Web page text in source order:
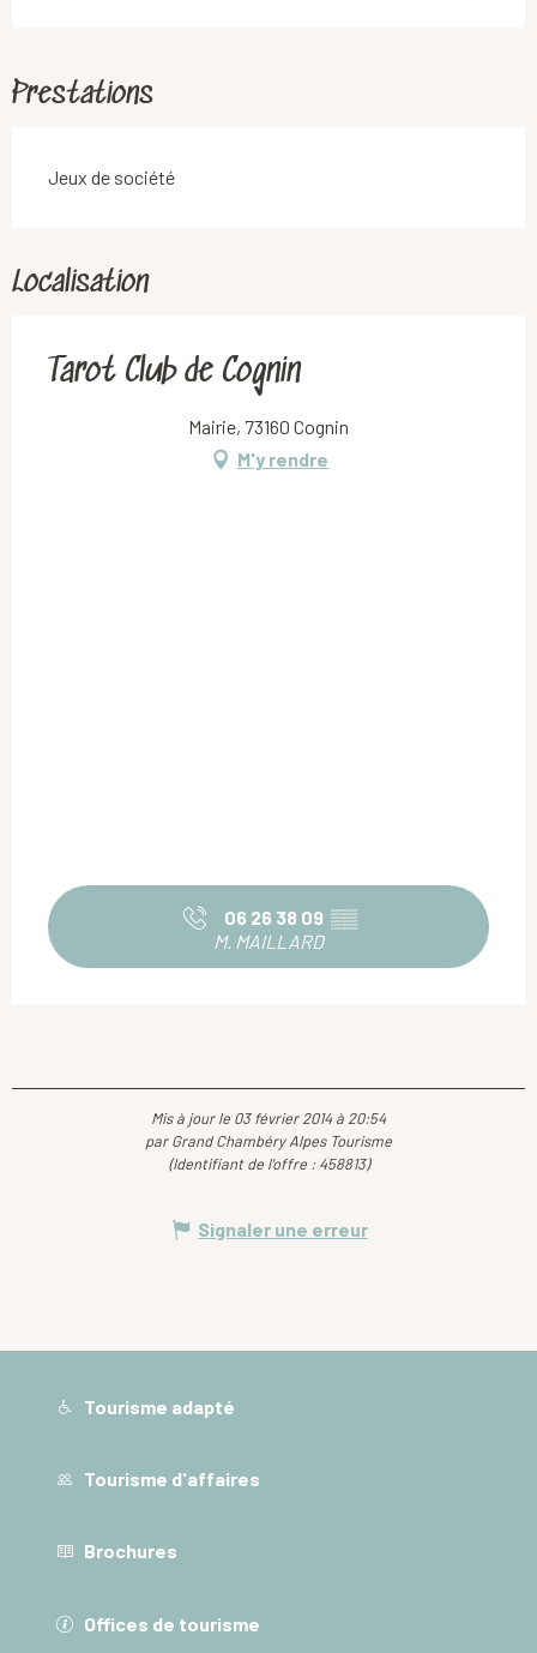
Prestations
Jeux de société
Localisation
Tarot Club de Cognin
Mairie, 73160 Cognin
M'y rendre
06 26 38 09 ▒▒
M. MAILLARD
Mis à jour le 03 février 2014 à 20:54
par Grand Chambéry Alpes Tourisme
(Identifiant de l'offre : 458813)
Signaler une erreur
Tourisme adapté
Tourisme d'affaires
Brochures
Offices de tourisme